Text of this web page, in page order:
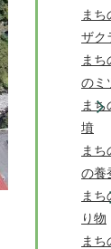
ま
ザク
ま
のミ
ま
墳
ま
の養
ま
り物
ま